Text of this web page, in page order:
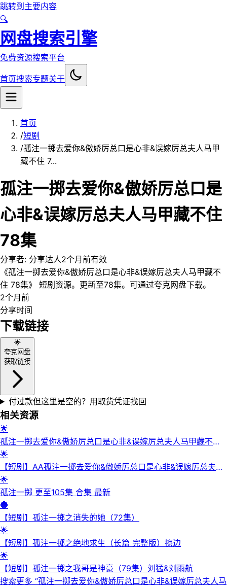
跳转到主要内容
🔍
网盘搜索引擎
免费资源搜索平台
首页搜索专题关于
首页
/短剧
/孤注一掷去爱你&傲娇厉总口是心非&误嫁厉总夫人马甲
藏不住 7...
孤注一掷去爱你&傲娇厉总口是
心非&误嫁厉总夫人马甲藏不住
78集
分享者: 分享达人2个月前有效
《孤注一掷去爱你&傲娇厉总口是心非&误嫁厉总夫人马甲藏不
住 78集》 短剧资源。更新至78集。可通过夸克网盘下载。
2个月前
分享时间
下载链接
🌟
夸克网盘
获取链接
付过款但这里是空的？用取货凭证找回
相关资源
🌟
孤注一掷去爱你&傲娇厉总口是心非&误嫁厉总夫人马甲藏不住
(78集) | 短剧
🌟
【短剧】AA孤注一掷去爱你&傲娇厉总口是心非&误嫁厉总夫人
马甲藏不住 78集
🌟
孤注一掷 更至105集 合集 最新
🔵
【短剧】孤注一掷之消失的她（72集）
🌟
【短剧】孤注一掷之绝地求生（长篇 完整版）擦边
🌟
【短剧】孤注一掷之我哥是神豪（79集）刘猛&刘雨航
搜索更多 “孤注一掷去爱你&傲娇厉总口是心非&误嫁厉总夫人马